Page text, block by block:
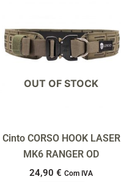
OUT OF STOCK
Cinto CORSO HOOK LASER
MK6 RANGER OD
24,90€ Com IVA